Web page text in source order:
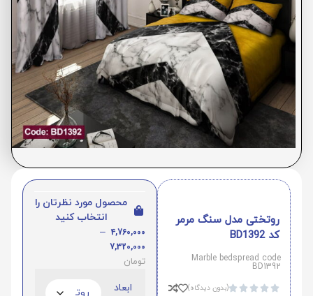
روتختی مدل سنگ مرمر
کد BD1392
Marble bedspread code
BD1392




(بدون دیدگاه)
محصول مورد نظرتان را
انتخاب کنید
4,760,000
–
7,320,000
تومان
ابعاد